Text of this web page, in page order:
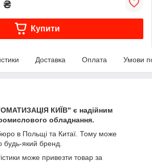
₴
Купити
Доставка Оплата Умови
КИЇВ" є надійним
обладнання.
в Польщі та Китаї. Тому може
будь-який бренд.
може привезти товар за